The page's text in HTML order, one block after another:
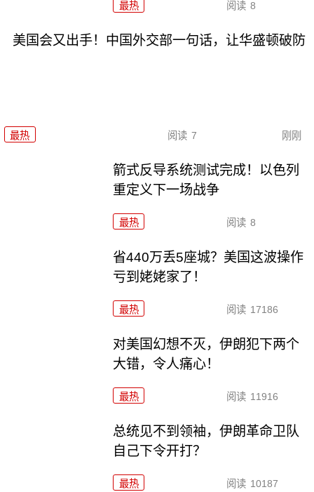
最热 阅读 8
美国会又出手！中国外交部一句话，让华盛顿破防
最热 阅读 7 刚刚
箭式反导系统测试完成！以色列
重定义下一场战争
最热 阅读 8
省440万丢5座城？美国这波操作
亏到姥姥家了！
最热 阅读 17186
对美国幻想不灭，伊朗犯下两个
大错，令人痛心！
最热 阅读 11916
总统见不到领袖，伊朗革命卫队
自己下令开打？
最热 阅读 10187